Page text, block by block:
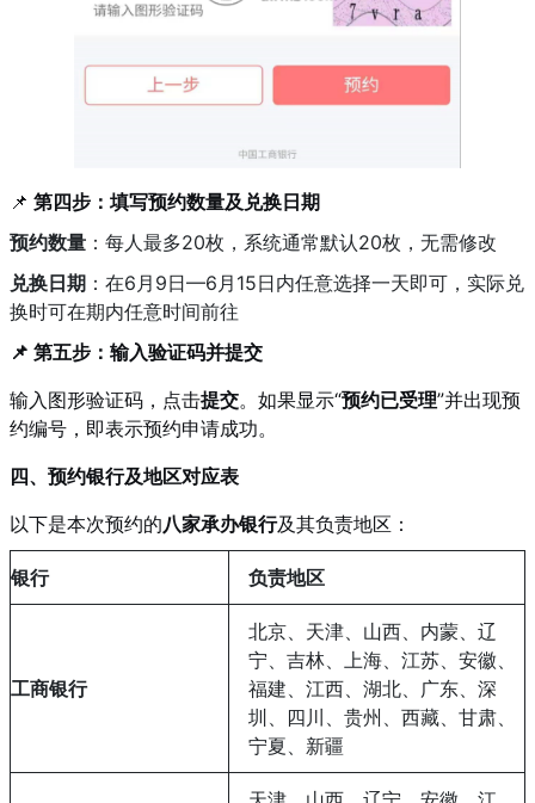
📌 第四步：填写预约数量及兑换日期
预约数量 ：每人最多20枚，系统通常默认20枚，无需修改
兑换日期 ：在6月9日—6月15日内任意选择一天即可，实际兑
换时可在期内任意时间前往
📌 第五步：输入验证码并提交
输入图形验证码，点击提交。如果显示“预约已受理”并出现预
约编号，即表示预约申请成功。
四、预约银行及地区对应表
以下是本次预约的八家承办银行及其负责地区：
银行 负责地区
工商银行
北京、天津、山西、内蒙、辽
宁、吉林、上海、江苏、安徽、
福建、江西、湖北、广东、深
圳、四川、贵州、西藏、甘肃、
宁夏、新疆